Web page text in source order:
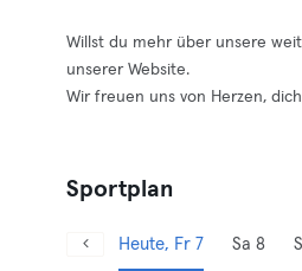
Willst du mehr über unsere
unserer Website.
Wir freuen uns von Herzen,
Sportplan
Heute, Fr 7 Sa 8